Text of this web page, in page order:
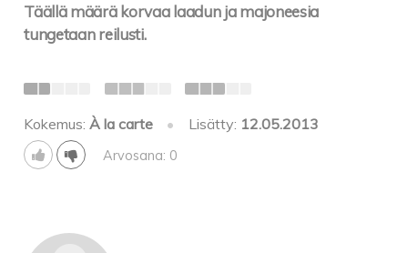
Täällä määrä korvaa laadun ja majoneesia
tungetaan reilusti.
Kokemus:À la carte • Lisätty: 12.05.2013
Arvosana: 0